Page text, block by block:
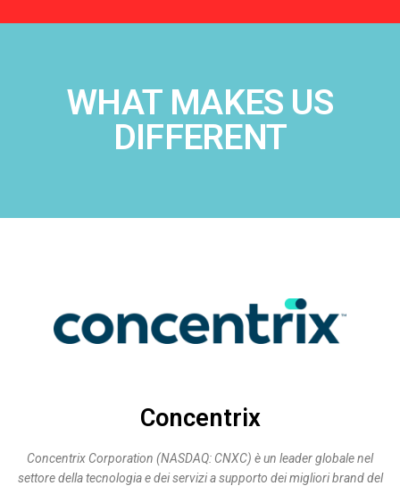
WHAT MAKES US
DIFFERENT
Concentrix
Concentrix Corporation (NASDAQ: CNXC) è un leader globale nel
settore della tecnologia e dei servizi a supporto dei migliori brand del